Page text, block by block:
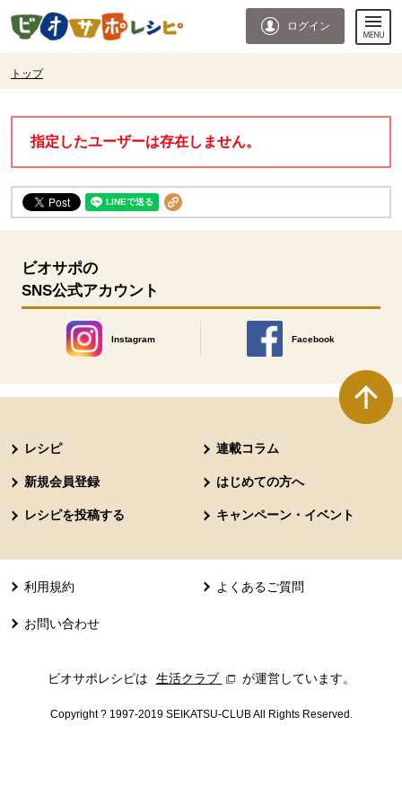
ページの先頭です。
ログイン
トップ
現在位置ここまで
指定したユーザーは存在しません。
ビオサポの
SNS公式アカウント
Instagram
別のウィンドウで開きます。
Facebook
別のウィンドウで開きます
レシピ 連載コラム
新規会員登録 はじめての方へ
レシピを投稿する キャンペーン・イベント
利用規約 よくあるご質問
お問い合わせ
ビオサポレシピは 生活クラブ 別のウィンドウで開きます。
が運営しています。
Copyright ? 1997-2019 SEIKATSU-CLUB All Rights Reserved.